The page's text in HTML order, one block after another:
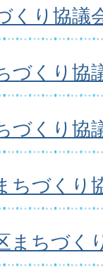
くり協議
づくり協
づくり協
ちづくり
まちづく